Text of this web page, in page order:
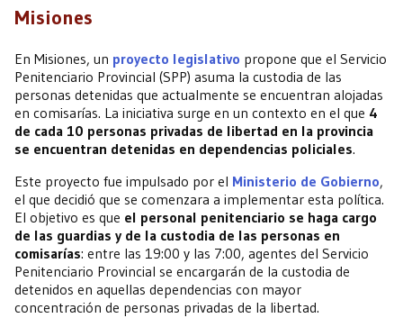
Misiones
En Misiones, un proyecto legislativo propone que el Servicio
Penitenciario Provincial (SPP) asuma la custodia de las
personas detenidas que actualmente se encuentran alojadas
en comisarías. La iniciativa surge en un contexto en el que 4
de cada 10 personas privadas de libertad en la provincia
se encuentran detenidas en dependencias policiales.
Este proyecto fue impulsado por el Ministerio de Gobierno,
el que decidió que se comenzara a implementar esta política.
El objetivo es que el personal penitenciario se haga cargo
de las guardias y de la custodia de las personas en
comisarías: entre las 19:00 y las 7:00, agentes del Servicio
Penitenciario Provincial se encargarán de la custodia de
detenidos en aquellas dependencias con mayor
concentración de personas privadas de la libertad.